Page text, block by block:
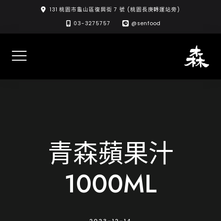
content
131 桃園市龜山區復興街 7 號 (桃園長庚轉運站旁)
03-3275757
@senfood
青森蘋果汁
1000ML